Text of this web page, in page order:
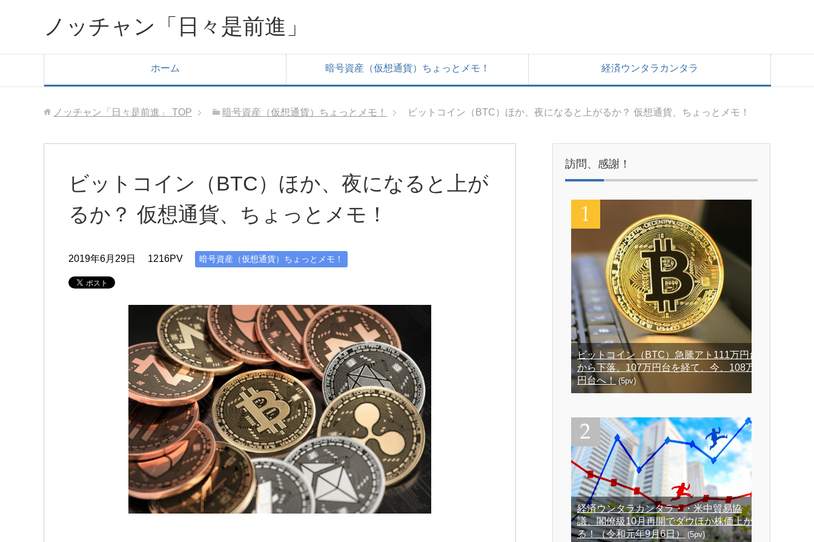
ノッチャン「日々是前進」
ホーム 暗号資産（仮想通貨）ちょっとメモ！ 経済ウンタラカンタラ
ノッチャン「日々是前進」 TOP 暗号資産（仮想通貨）ちょっとメモ！ ビットコイン（BTC）ほか、夜になると上がるか？ 仮想通貨、ちょっとメモ！
ビットコイン（BTC）ほか、夜になると上が
るか？ 仮想通貨、ちょっとメモ！
2019年6月29日 1216PV 暗号資産（仮想通貨）ちょっとメモ！
訪問、感謝！
ビットコイン（BTC）急騰アト111万円台
から下落、107万円台を経て、今、108万
円台へ！(5pv)
経済ウンタラカンタラ・・米中貿易協
議、閣僚級10月再開でダウほか株価上が
る！（令和元年9月6日） (5pv)